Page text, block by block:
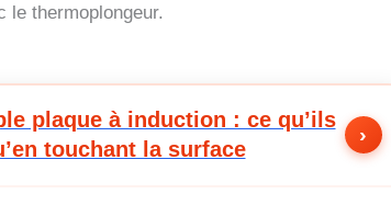
le thermoplongeur.
plaque à induction : ce qu’ils
touchant la surface
›